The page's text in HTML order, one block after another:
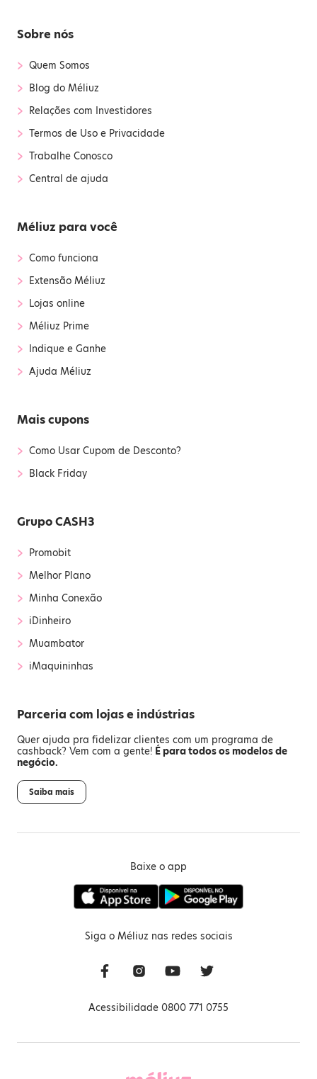
Sobre nós
› Quem Somos
› Blog do Méliuz
› Relações com Investidores
› Termos de Uso e Privacidade
› Trabalhe Conosco
› Central de ajuda
Méliuz para você
› Como funciona
› Extensão Méliuz
› Lojas online
› Méliuz Prime
› Indique e Ganhe
› Ajuda Méliuz
Mais cupons
› Como Usar Cupom de Desconto?
› Black Friday
Grupo CASH3
› Promobit
› Melhor Plano
› Minha Conexão
› iDinheiro
› Muambator
› iMaquininhas
Parceria com lojas e indústrias
Quer ajuda pra fidelizar clientes com um programa de
cashback? Vem com a gente! É para todos os modelos de
negócio.
Saiba mais
Baixe o app
Siga o Méliuz nas redes sociais
Acessibilidade 0800 771 0755